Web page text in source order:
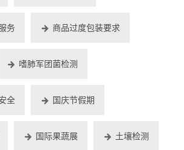
务 商品过度包装要求
嗜肺军团菌检测
全 国庆节假期
国际果蔬展 土壤检测